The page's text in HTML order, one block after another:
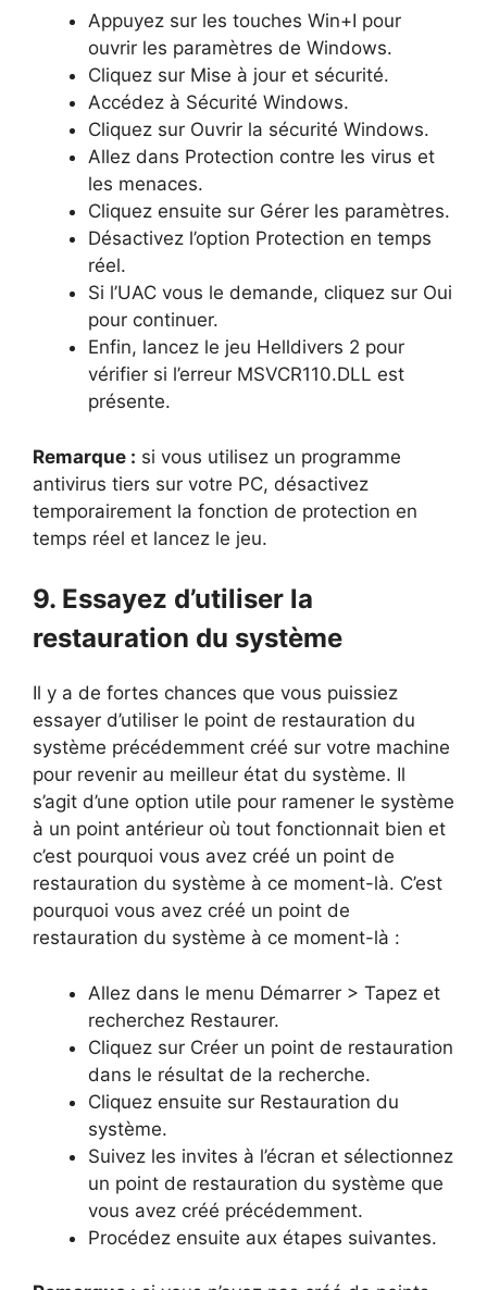
Appuyez sur les touches Win+I pour
ouvrir les paramètres de Windows.
Cliquez sur Mise à jour et sécurité.
Accédez à Sécurité Windows.
Cliquez sur Ouvrir la sécurité Windows.
Allez dans Protection contre les virus et
les menaces.
Cliquez ensuite sur Gérer les paramètres.
Désactivez l’option Protection en temps
réel.
Si l’UAC vous le demande, cliquez sur Oui
pour continuer.
Enfin, lancez le jeu Helldivers 2 pour
vérifier si l’erreur MSVCR110.DLL est
présente.
Remarque : si vous utilisez un programme
antivirus tiers sur votre PC, désactivez
temporairement la fonction de protection en
temps réel et lancez le jeu.
9. Essayez d’utiliser la
restauration du système
Il y a de fortes chances que vous puissiez
essayer d’utiliser le point de restauration du
système précédemment créé sur votre machine
pour revenir au meilleur état du système. Il
s’agit d’une option utile pour ramener le système
à un point antérieur où tout fonctionnait bien et
c’est pourquoi vous avez créé un point de
restauration du système à ce moment-là. C’est
pourquoi vous avez créé un point de
restauration du système à ce moment-là :
Allez dans le menu Démarrer > Tapez et
recherchez Restaurer.
Cliquez sur Créer un point de restauration
dans le résultat de la recherche.
Cliquez ensuite sur Restauration du
système.
Suivez les invites à l’écran et sélectionnez
un point de restauration du système que
vous avez créé précédemment.
Procédez ensuite aux étapes suivantes.